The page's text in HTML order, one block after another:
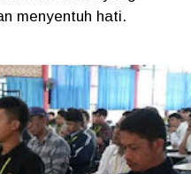
menyentuh hati.